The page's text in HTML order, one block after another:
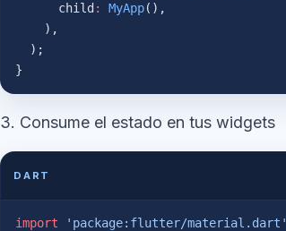
      child
: MyApp(),
    ),
  );
}
3. Consume el estado en tus widgets
DART
import 'package:flutter/material.dart'